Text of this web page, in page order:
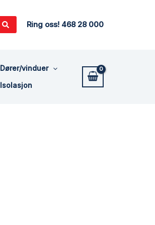
Ring oss! 468 28 000
Dører/vinduer
Isolasjon